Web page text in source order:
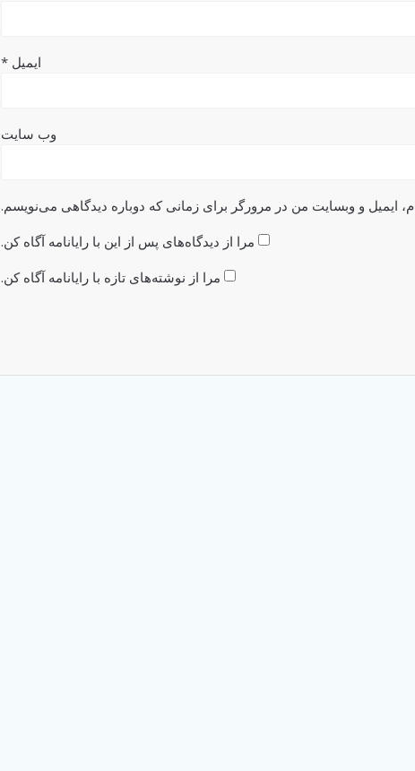
ایمیل*
وب‌ سایت
ایمیل و وبسایت من در مرورگر برای زمانی که دوباره دیدگاهی می‌نویسم.
مرا از دیدگاه‌های پس از این با رایانامه آگاه کن.
مرا از نوشته‌های تازه با رایانامه آگاه کن.